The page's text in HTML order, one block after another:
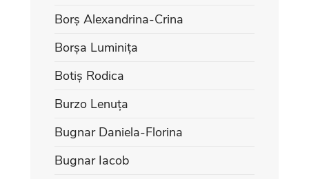
Borș Alexandrina-Crina
Borșa Luminița
Botiș Rodica
Burzo Lenuța
Bugnar Daniela-Florina
Bugnar Iacob